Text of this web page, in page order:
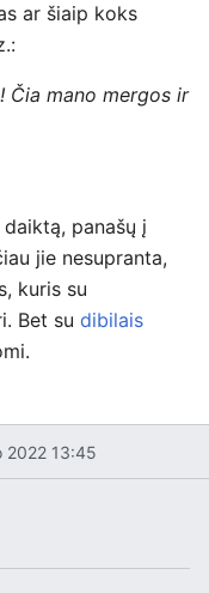
ar šiaip koks
Čia mano mergos ir
panašų į
jie nesupranta,
kuris su
Bet su dibilais
2022 13:45